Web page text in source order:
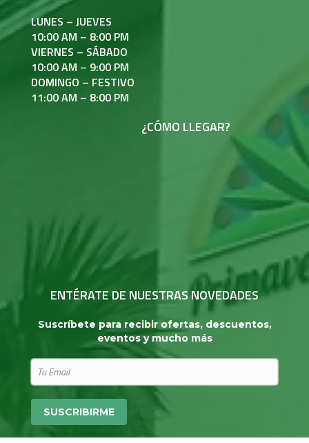
LUNES – JUEVES
10:00 AM – 8:00 PM
VIERNES – SÁBADO
10:00 AM – 9:00 PM
DOMINGO – FESTIVO
11:00 AM – 8:00 PM
¿CÓMO LLEGAR?
ENTÉRATE DE NUESTRAS NOVEDADES
Suscríbete para recibir ofertas, descuentos,
eventos y mucho más